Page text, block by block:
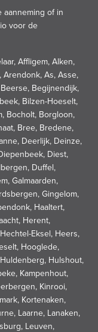
aanneming of in
voor de
Affligem, Alken,
As, Asse,
Begijnendijk,
Bilzen-Hoeselt,
Bocholt, Borgloon,
Bree, Bredene,
Deerlijk, Deinze,
Diest,
Duffel,
Galmaarden,
Gingelom,
Haaltert,
Herent,
Eksel, Heers,
Hooglede,
Hulshout,
Kampenhout,
Kinrooi,
Kortenaken,
Laarne, Lanaken,
Leuven,